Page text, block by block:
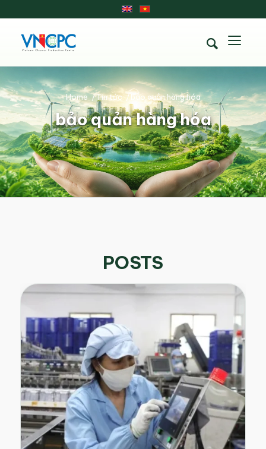
bảo quản hàng hóa
Home /Tin tức /bảo quản hàng hóa
POSTS